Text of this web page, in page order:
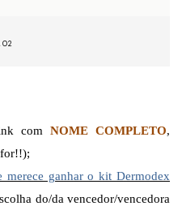
02
com NOME COMPLETO,
merece ganhar o kit Dermodex
do/da vencedor/vencedora